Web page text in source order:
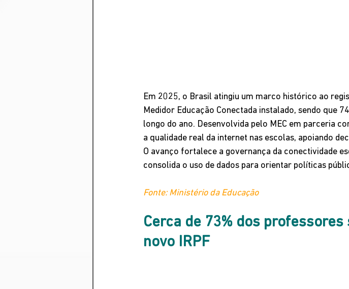
Em 2025, o Brasil atingiu um marco histórico ao
Medidor Educação Conectada instalado, sendo que
longo do ano. Desenvolvida pelo MEC em parceria
a qualidade real da internet nas escolas, apoiando
O avanço fortalece a governança da conectividade
consolida o uso de dados para orientar políticas
Fonte: Ministério da Educação
Cerca de 73% dos
novo IRPF